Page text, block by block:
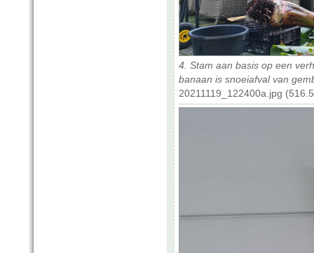
4. Stam aan basis op een
banaan is snoeiafval van
20211119_122400a.jpg